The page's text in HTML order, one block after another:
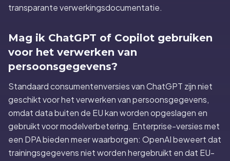
transparante verwerkingsdocumentatie.
Mag ik ChatGPT of Copilot gebruiken
voor het verwerken van
persoonsgegevens?
Standaard consumentenversies van ChatGPT zijn niet
geschikt voor het verwerken van persoonsgegevens,
omdat data buiten de EU kan worden opgeslagen en
gebruikt voor modelverbetering. Enterprise-versies met
een DPA bieden meer waarborgen: OpenAI beweert dat
trainingsgegevens niet worden hergebruikt en dat EU-